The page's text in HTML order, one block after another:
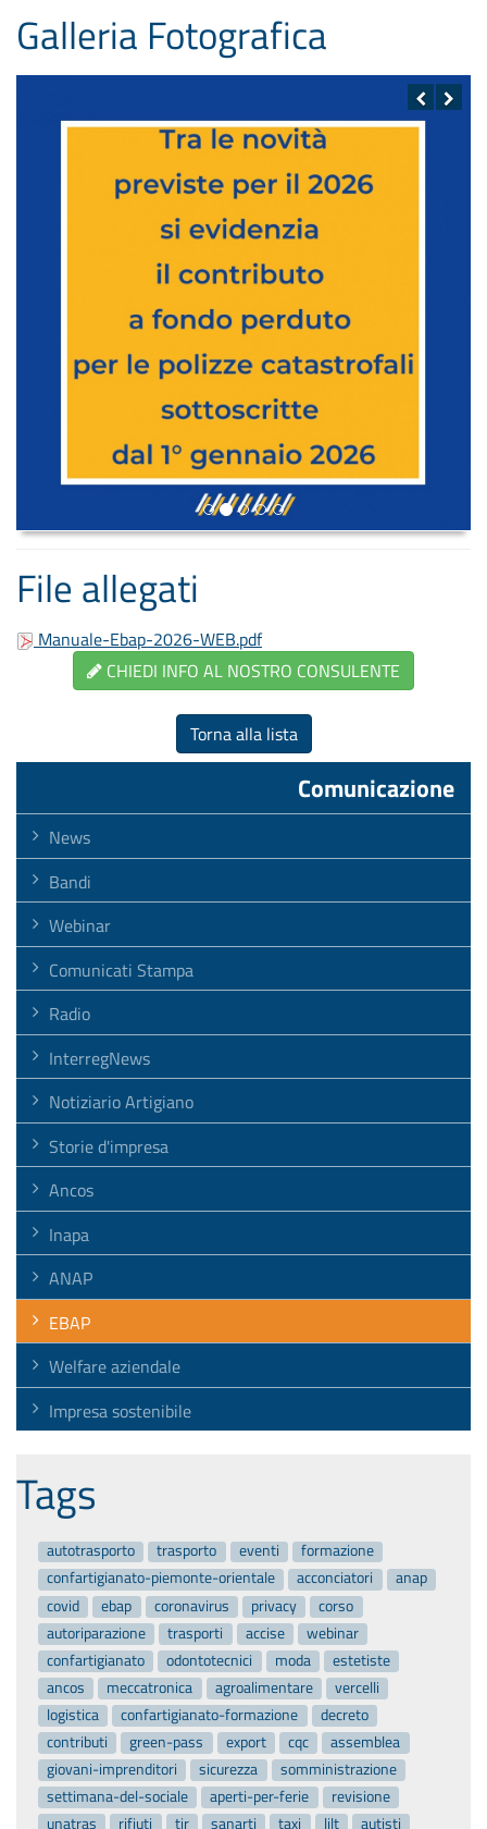
Galleria Fotografica
File allegati
Manuale-Ebap-2026-WEB.pdf
CHIEDI INFO AL NOSTRO CONSULENTE
Torna alla lista
Comunicazione
News
Bandi
Webinar
Comunicati Stampa
Radio
InterregNews
Notiziario Artigiano
Storie d'impresa
Ancos
Inapa
ANAP
EBAP
Welfare aziendale
Impresa sostenibile
Tags
autotrasporto trasporto eventi
formazione
confartigianato-piemonte-orientale
acconciatori
anap
covid
ebap coronavirus privacy
corso
autoriparazione
trasporti accise
webinar
confartigianato
odontotecnici moda
estetiste
ancos
meccatronica agroalimentare
vercelli
logistica
confartigianato-formazione
decreto
contributi
green-pass export cqc
assemblea
giovani-imprenditori
sicurezza
somministrazione
settimana-del-sociale
aperti-per-ferie
revisione
unatras
rifiuti tir sanarti taxi lilt autisti